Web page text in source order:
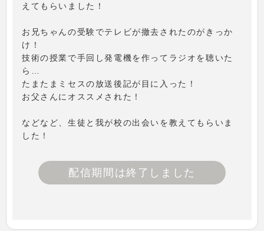
えてもらいました！
お兄ちゃんの受験でテレビが撤去されたのがきっか
け！
技術の授業で手回し発電機を作ってラジオを聴いた
ら…
たまたまミセスの放送後記が目に入った！
お父さんにオススメされた！
などなど、生徒と我が校の出会いを教えてもらいま
した！
配信期間は終了しました